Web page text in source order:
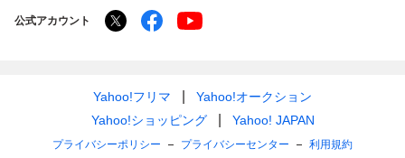
公式アカウント
Yahoo!フリマ
Yahoo!オークション
Yahoo!ショッピング
Yahoo! JAPAN
プライバシーポリシー プライバシーセンター 利用規約